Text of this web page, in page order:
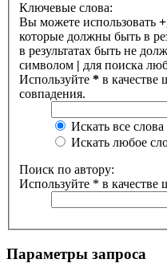
Ключевые слова:
Вы можете использовать +
которые должны быть в
в результатах быть не
символом | для поиска
Используйте * в качестве
совпадения.
Искать все слова
Искать любое
Поиск по автору:
Используйте * в качестве
Параметры запроса